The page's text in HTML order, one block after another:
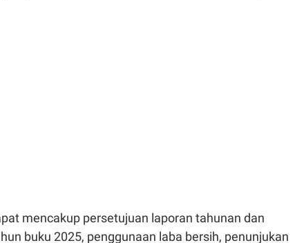
mencakup persetujuan laporan tahunan dan
buku 2025, penggunaan laba bersih, penunjukan